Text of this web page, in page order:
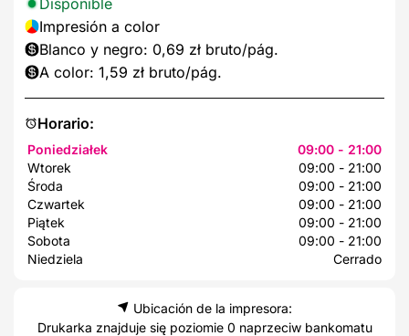
Horario:
Poniedziałek
09:00 - 21:00
Wtorek
09:00 - 21:00
Środa
09:00 - 21:00
Czwartek
09:00 - 21:00
Piątek
09:00 - 21:00
Sobota
09:00 - 21:00
Niedziela
Cerrado
Impresión a color
Blanco y negro: 0,69 zł bruto/pág.
A color: 1,59 zł bruto/pág.
Ubicación de la impresora:
Drukarka znajduje się poziomie 0 naprzeciw bankomatu